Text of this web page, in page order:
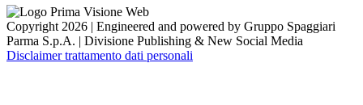
Copyright 2026 | Engineered and powered by Gruppo Spaggiari
Parma S.p.A. | Divisione Publishing & New Social Media
Disclaimer trattamento dati personali